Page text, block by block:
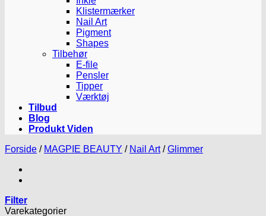
Klistermærker
Nail Art
Pigment
Shapes
Tilbehør
E-file
Pensler
Tipper
Værktøj
Tilbud
Blog
Produkt Viden
Forside / MAGPIE BEAUTY / Nail Art / Glimmer
Filter
Varekategorier